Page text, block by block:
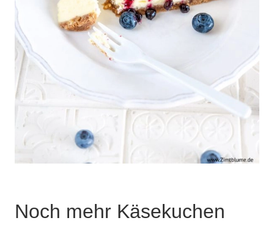
Noch mehr Käsekuchen